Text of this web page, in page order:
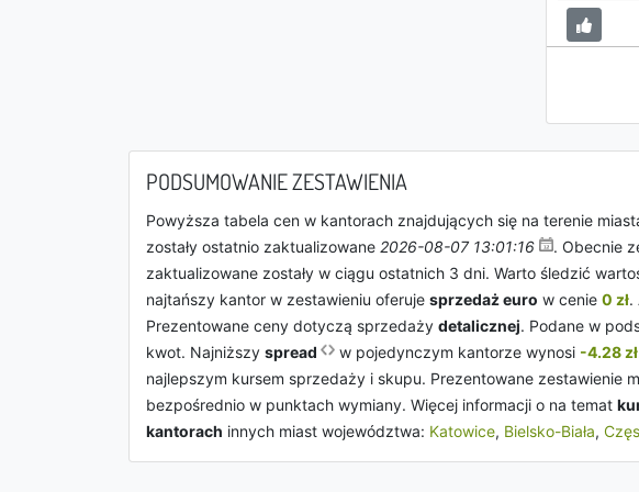
PODSUMOWANIE ZESTAWIENIA
Powyższa tabela cen w kantorach znajdujących się na terenie
zostały ostatnio zaktualizowane 2026-08-07 13:01:16 . Obecnie
zaktualizowane zostały w ciągu ostatnich 3 dni. Warto śledzić
najtańszy kantor w zestawieniu oferuje sprzedaż euro w cenie 0 zł.
Prezentowane ceny dotyczą sprzedaży detalicznej. Podane w
kwot. Najniższy spread w pojedynczym kantorze wynosi -4.28 zł
najlepszym kursem sprzedaży i skupu. Prezentowane zestawienie
bezpośrednio w punktach wymiany. Więcej informacji o na temat
kantorach innych miast województwa: Katowice, Bielsko-Biała,